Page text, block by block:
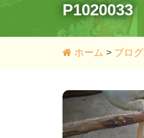
P1020033
ホーム > ブログ